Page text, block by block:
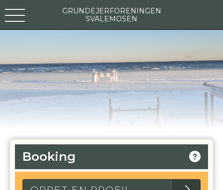
GRUNDEJERFORENINGEN
SVALEMOSEN
Booking